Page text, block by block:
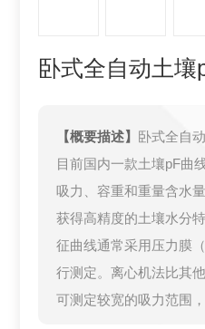
卧式全自动土
【概要描述】 卧式全自
目前国内一款土壤pF曲
吸力、容重和重量含水
获得高精度的土壤水分
征曲线通常采用压力膜
行测定。离心机法比其
可测定较宽的吸力范围